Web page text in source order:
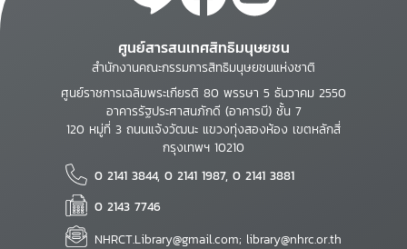
ศูนย์สารสนเทศสิทธิมนุษยชน
สำนักงานคณะกรรมการสิทธิมนุษยชนแห่งชาติ
ศูนย์ราชการเฉลิมพระเกียรติ 80 พรรษา 5 ธันวาคม 2550
อาคารรัฐประศาสนภักดี (อาคารบี) ชั้น 7
120 หมู่ที่ 3 ถนนแจ้งวัฒนะ แขวงทุ่งสองห้อง เขตหลักสี่
กรุงเทพฯ 10210
0 2141 3844, 0 2141 1987, 0 2141 3881
0 2143 7746
NHRCT.Library@gmail.com; library@nhrc.or.th